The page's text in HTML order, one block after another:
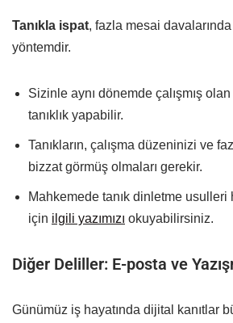
Tanıkla ispat, fazla mesai
yöntemdir.
Sizinle aynı dönemde çalışmış olan
tanıklık yapabilir.
Tanıkların, çalışma düzeninizi ve
bizzat görmüş olmaları gerekir.
Mahkemede tanık dinletme usulleri
için ilgili yazımızı okuyabilirsiniz.
Diğer Deliller: E-posta ve
Günümüz iş hayatında dijital kanıtlar